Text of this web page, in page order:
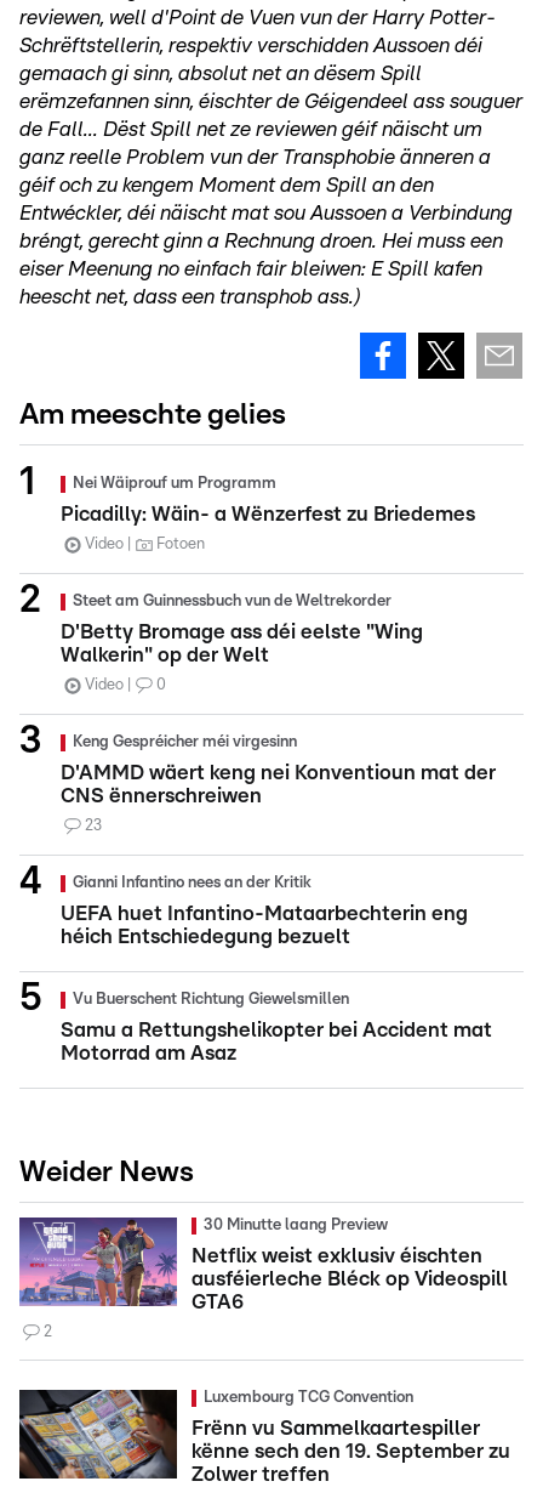
reviewen, well d'Point de Vuen vun der Harry Potter-
Schrëftstellerin, respektiv verschidden Aussoen déi
gemaach gi sinn, absolut net an dësem Spill
erëmzefannen sinn, éischter de Géigendeel ass souguer
de Fall... Dëst Spill net ze reviewen géif näischt um
ganz reelle Problem vun der Transphobie änneren a
géif och zu kengem Moment dem Spill an den
Entwéckler, déi näischt mat sou Aussoen a Verbindung
bréngt, gerecht ginn a Rechnung droen. Hei muss een
eiser Meenung no einfach fair bleiwen: E Spill kafen
heescht net, dass een transphob ass.)
Am meeschte gelies
Nei Wäiprouf um Programm
Picadilly: Wäin- a Wënzerfest zu Briedemes
Video Fotoen
Steet am Guinnessbuch vun de Weltrekorder
D'Betty Bromage ass déi eelste "Wing
Walkerin" op der Welt
Video 0
Keng Gespréicher méi virgesinn
D'AMMD wäert keng nei Konventioun mat der
CNS ënnerschreiwen
23
Gianni Infantino nees an der Kritik
UEFA huet Infantino-Mataarbechterin eng
héich Entschiedegung bezuelt
Vu Buerschent Richtung Giewelsmillen
Samu a Rettungshelikopter bei Accident mat
Motorrad am Asaz
Weider News
30 Minutte laang Preview
Netflix weist exklusiv éischten
ausféierleche Bléck op Videospill
GTA6
2
Luxembourg TCG Convention
Frënn vu Sammelkaartespiller
kënne sech den 19. September zu
Zolwer treffen